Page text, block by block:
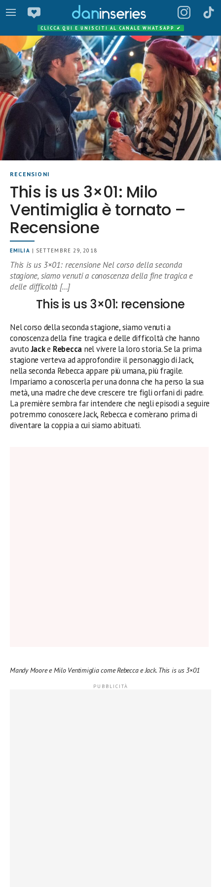
CLICCA QUI E UNISCITI AL CANALE WHATSAPP ✔
RECENSIONI
This is us 3×01: Milo
Ventimiglia è tornato –
Recensione
EMILIA | SETTEMBRE 29, 2018
This is us 3×01: recensione Nel corso della seconda
stagione, siamo venuti a conoscenza della fine tragica e
delle difficoltà […]
This is us 3×01: recensione
Nel corso della seconda stagione, siamo venuti a
conoscenza della fine tragica e delle difficoltà che hanno
avutoJacke Rebecca nel vivere la loro storia. Se la prima
stagione verteva ad approfondire il personaggio di Jack,
nella seconda Rebecca appare più umana, più fragile.
Impariamo a conoscerla per una donna che ha perso la sua
metà, una madre che deve crescere tre figli orfani di padre.
La première sembra far intendere che negli episodi a seguire
potremmo conoscere Jack, Rebecca e com’erano prima di
diventare la coppia a cui siamo abituati.
Mandy Moore e Milo Ventimiglia come Rebecca e Jack. This is us 3×01